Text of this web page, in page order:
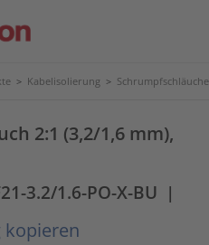
> Kabelisolierung > Schrumpfschläuche
2:1 (3,2/1,6 mm),
3.2/1.6-PO-X-BU |
kopieren